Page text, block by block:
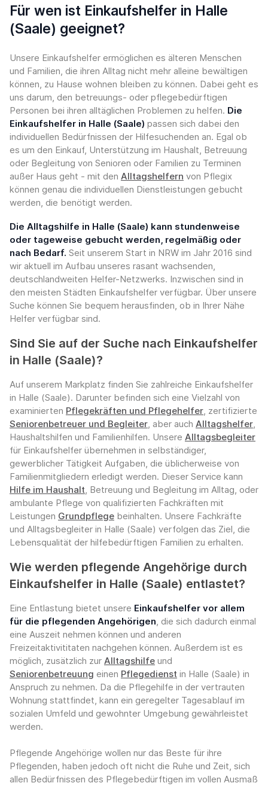
Für wen ist Einkaufshelfer in Halle
(Saale) geeignet?
Unsere Einkaufshelfer ermöglichen es älteren Menschen
und Familien, die ihren Alltag nicht mehr alleine bewältigen
können, zu Hause wohnen bleiben zu können. Dabei geht es
uns darum, den betreuungs- oder pflegebedürftigen
Personen bei ihren alltäglichen Problemen zu helfen. Die
Einkaufshelfer in Halle (Saale) passen sich dabei den
individuellen Bedürfnissen der Hilfesuchenden an. Egal ob
es um den Einkauf, Unterstützung im Haushalt, Betreuung
oder Begleitung von Senioren oder Familien zu Terminen
außer Haus geht - mit den Alltagshelfern von Pflegix
können genau die individuellen Dienstleistungen gebucht
werden, die benötigt werden.
Die Alltagshilfe in Halle (Saale) kann stundenweise
oder tageweise gebucht werden, regelmäßig oder
nach Bedarf. Seit unserem Start in NRW im Jahr 2016 sind
wir aktuell im Aufbau unseres rasant wachsenden,
deutschlandweiten Helfer-Netzwerks. Inzwischen sind in
den meisten Städten Einkaufshelfer verfügbar. Über unsere
Suche können Sie bequem herausfinden, ob in Ihrer Nähe
Helfer verfügbar sind.
Sind Sie auf der Suche nach Einkaufshelfer
in Halle (Saale)?
Auf unserem Markplatz finden Sie zahlreiche Einkaufshelfer
in Halle (Saale). Darunter befinden sich eine Vielzahl von
examinierten Pflegekräften und Pflegehelfer, zertifizierte
Seniorenbetreuer und Begleiter, aber auch Alltagshelfer,
Haushaltshilfen und Familienhilfen. Unsere Alltagsbegleiter
für Einkaufshelfer übernehmen in selbständiger,
gewerblicher Tätigkeit Aufgaben, die üblicherweise von
Familienmitgliedern erledigt werden. Dieser Service kann
Hilfe im Haushalt, Betreuung und Begleitung im Alltag, oder
ambulante Pflege von qualifizierten Fachkräften mit
Leistungen Grundpflege beinhalten. Unsere Fachkräfte
und Alltagsbegleiter in Halle (Saale) verfolgen das Ziel, die
Lebensqualität der hilfebedürftigen Familien zu erhalten.
Wie werden pflegende Angehörige durch
Einkaufshelfer in Halle (Saale) entlastet?
Eine Entlastung bietet unsere Einkaufshelfer vor allem
für die pflegenden Angehörigen, die sich dadurch einmal
eine Auszeit nehmen können und anderen
Freizeitaktivititaten nachgehen können. Außerdem ist es
möglich, zusätzlich zur Alltagshilfe und
Seniorenbetreuung einen Pflegedienst in Halle (Saale) in
Anspruch zu nehmen. Da die Pflegehilfe in der vertrauten
Wohnung stattfindet, kann ein geregelter Tagesablauf im
sozialen Umfeld und gewohnter Umgebung gewährleistet
werden.
Pflegende Angehörige wollen nur das Beste für ihre
Pflegenden, haben jedoch oft nicht die Ruhe und Zeit, sich
allen Bedürfnissen des Pflegebedürftigen im vollen Ausmaß